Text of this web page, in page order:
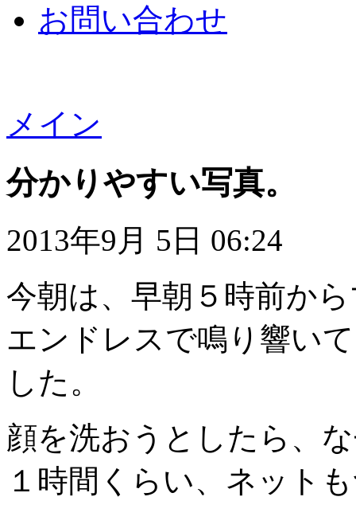
お問い合わせ
メイン
分かりやすい写真。
2013年9月 5日 06:24
今朝は、早朝５時前か
エンドレスで鳴り響い
した。
顔を洗おうとしたら、
１時間くらい、ネット